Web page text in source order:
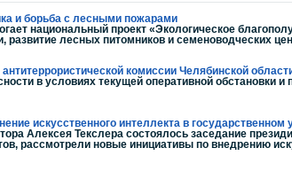
и борьба с лесными пожарами
национальный проект «Экологическое
развитие лесных питомников и семеноводческих
комиссии Челябинской
в условиях текущей оперативной обстановки
искусственного интеллекта в
Алексея Текслера состоялось заседание
рассмотрели новые инициативы по внедрению